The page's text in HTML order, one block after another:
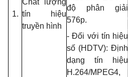
1. tín hiệu
truyền hình
độ phân giải
576p.
- Đối với tín hiệu
số (HDTV): Định
dạng tín hiệu
H.264/MPEG4,